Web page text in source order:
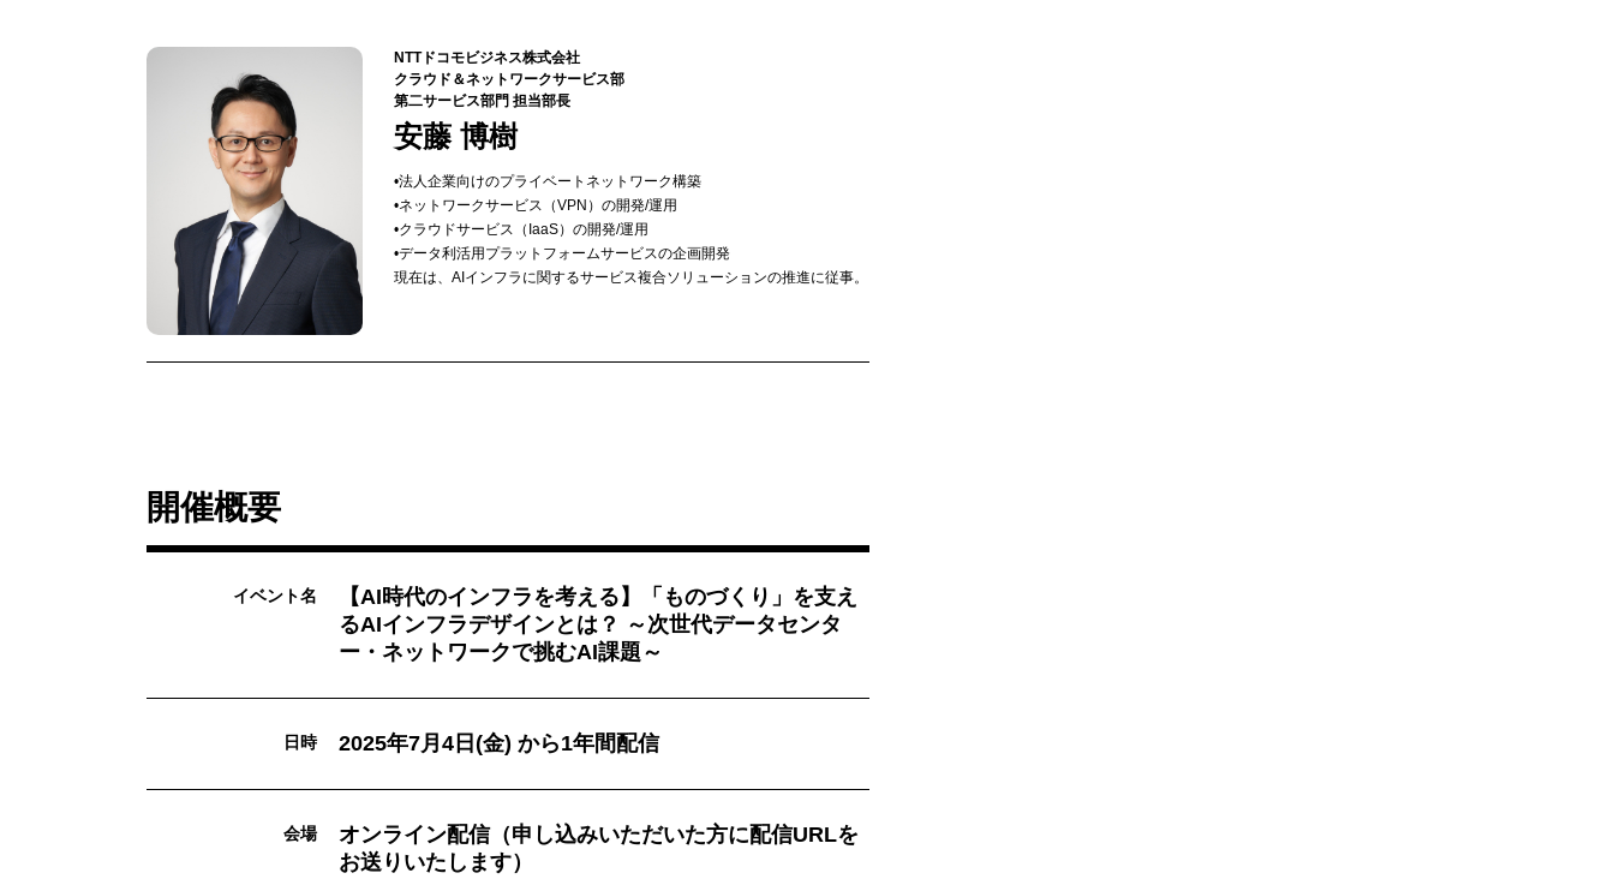
NTTドコモビジネス株式会社
クラウド＆ネットワークサービス部
第二サービス部門 担当部長
安藤 博樹
•法人企業向けのプライベートネットワーク構築
•ネットワークサービス（VPN）の開発/運用
•クラウドサービス（IaaS）の開発/運用
•データ利活用プラットフォームサービスの企画開発
現在は、AIインフラに関するサービス複合ソリューションの推進に従事。
開催概要
イベント名
【AI時代のインフラを考える】「ものづくり」を支え
るAIインフラデザインとは？ ～次世代データセンタ
ー・ネットワークで挑むAI課題～
日時 2025年7月4日(金) から1年間配信
会場
オンライン配信（申し込みいただいた方に配信URLを
お送りいたします）